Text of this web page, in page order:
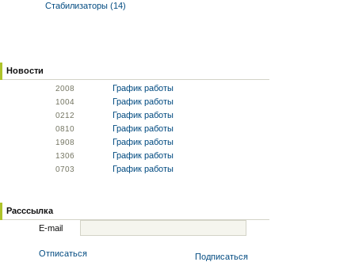
Стабилизаторы (14)
Новости
2008 График работы
1004 График работы
0212 График работы
0810 График работы
1908 График работы
1306 График работы
0703 График работы
Расссылка
E-mail
Отписаться Подписаться